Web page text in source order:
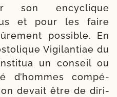
son ency­clique
et pour les faire
pos­sible. En
Vigilantiae du
un conseil ou
d’hommes com­pé­
devait être de diri­